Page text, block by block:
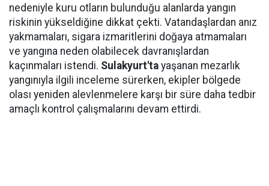
nedeniyle kuru otların bulunduğu alanlarda yangın
riskinin yükseldiğine dikkat çekti. Vatandaşlardan anız
yakmamaları, sigara izmaritlerini doğaya atmamaları
ve yangına neden olabilecek davranışlardan
kaçınmaları istendi. Sulakyurt'ta yaşanan mezarlık
yangınıyla ilgili inceleme sürerken, ekipler bölgede
olası yeniden alevlenmelere karşı bir süre daha tedbir
amaçlı kontrol çalışmalarını devam ettirdi.